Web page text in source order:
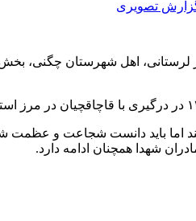
گزارش تصویری
لرستانی، اهل شهرستان چگنی،
اما باید دانست شجاعت و عظمت
شهدا همچنان ادامه دارد.